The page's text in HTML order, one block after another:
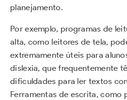
planejamento.
Por exemplo, programas de
alta, como leitores de tela,
extremamente úteis para
dislexia, que frequentemente
dificuldades para ler textos
Ferramentas de escrita, como